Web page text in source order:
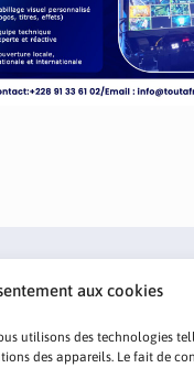
aux cookies
utilisons des technologies
des appareils. Le fait de